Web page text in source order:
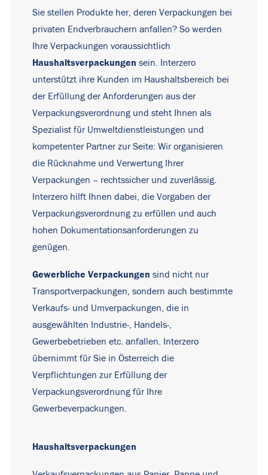
Sie stellen Produkte her, deren Verpackungen bei
privaten Endverbrauchern anfallen? So werden
Ihre Verpackungen voraussichtlich
Haushaltsverpackungen sein. Interzero
unterstützt ihre Kunden im Haushaltsbereich bei
der Erfüllung der Anforderungen aus der
Verpackungsverordnung und steht Ihnen als
Spezialist für Umweltdienstleistungen und
kompetenter Partner zur Seite: Wir organisieren
die Rücknahme und Verwertung Ihrer
Verpackungen – rechtssicher und zuverlässig.
Interzero hilft Ihnen dabei, die Vorgaben der
Verpackungsverordnung zu erfüllen und auch
hohen Dokumentationsanforderungen zu
genügen.
Gewerbliche Verpackungen sind nicht nur
Transportverpackungen, sondern auch bestimmte
Verkaufs- und Umverpackungen, die in
ausgewählten Industrie-, Handels-,
Gewerbebetrieben etc. anfallen. Interzero
übernimmt für Sie in Österreich die
Verpflichtungen zur Erfüllung der
Verpackungsverordnung für Ihre
Gewerbeverpackungen.
Haushaltsverpackungen